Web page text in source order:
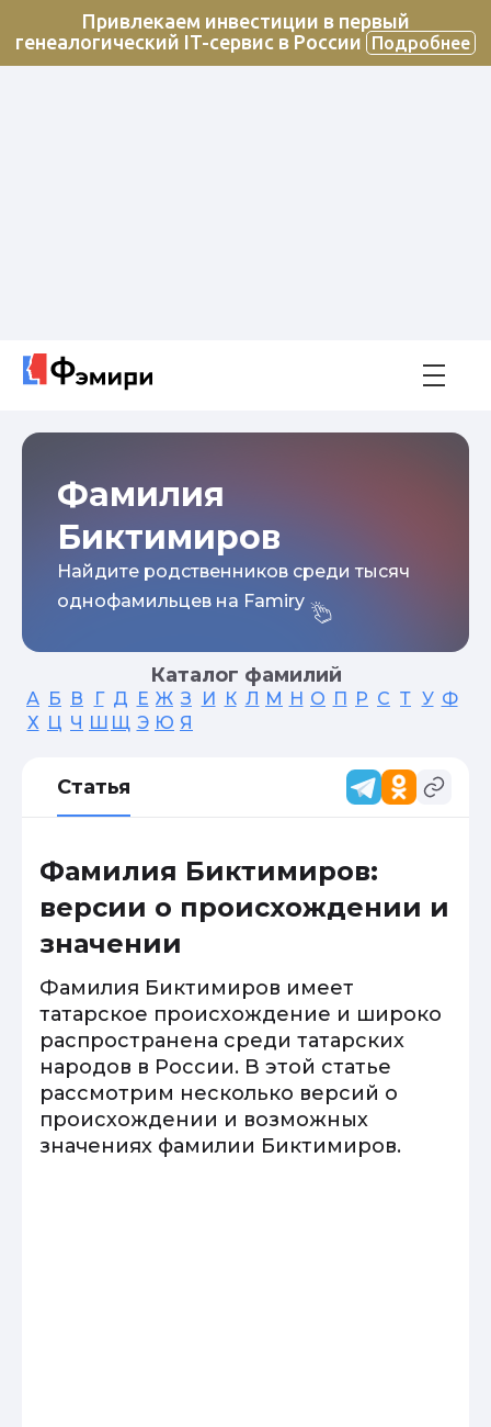
Привлекаем инвестиции в первый
генеалогический IT-сервис в России
Подробнее
Фамилия
Биктимиров
Найдите родственников среди тысяч
однофамильцев на Famiry
Каталог фамилий
А Б В Г Д Е Ж З И К Л М Н О П Р С Т У Ф
Х Ц Ч Ш Щ Э Ю Я
Статья
Фамилия Биктимиров:
версии о происхождении и
значении
Фамилия Биктимиров имеет
татарское происхождение и широко
распространена среди татарских
народов в России. В этой статье
рассмотрим несколько версий о
происхождении и возможных
значениях фамилии Биктимиров.